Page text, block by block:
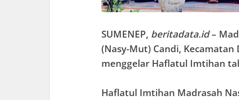
SUMENEP, beritadata.id–
(Nasy-Mut) Candi,
menggelar Haflatul Imtihan
Haflatul Imtihan Madrasah